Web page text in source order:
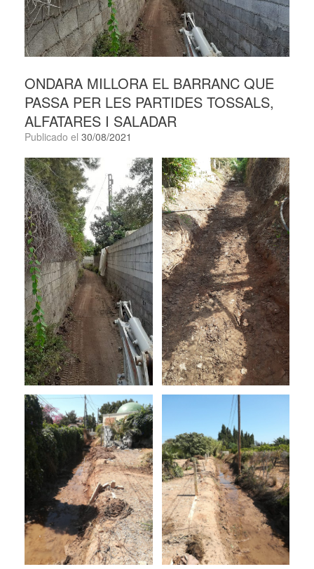
ONDARA MILLORA EL BARRANC QUE
PASSA PER LES PARTIDES TOSSALS,
ALFATARES I SALADAR
Publicado el 30/08/2021